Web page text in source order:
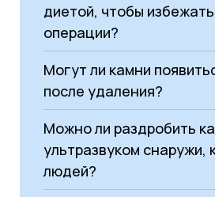
диетой, чтобы избежать
операции?
Могут ли камни
после удаления?
Можно ли раздробить
ультразвуком снаружи,
людей?